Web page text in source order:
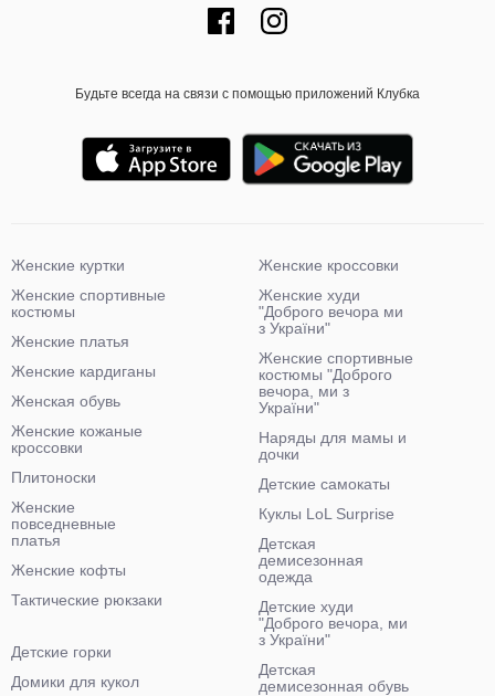
Будьте всегда на связи с помощью приложений Клубка
Женские куртки
Женские спортивные
костюмы
Женские платья
Женские кардиганы
Женская обувь
Женские кожаные
кроссовки
Плитоноски
Женские
повседневные
платья
Женские кофты
Тактические рюкзаки
Женские кроссовки
Женские худи
"Доброго вечора ми
з України"
Женские спортивные
костюмы "Доброго
вечора, ми з
України"
Наряды для мамы и
дочки
Детские самокаты
Куклы LoL Surprise
Детская
демисезонная
одежда
Детские худи
"Доброго вечора, ми
з України"
Детская
демисезонная обувь
Детские горки
Домики для кукол